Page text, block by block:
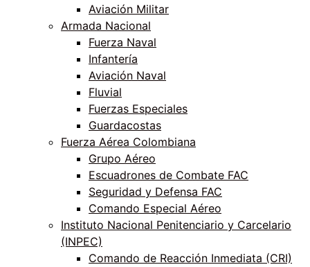
Aviación Militar
Armada Nacional
Fuerza Naval
Infantería
Aviación Naval
Fluvial
Fuerzas Especiales
Guardacostas
Fuerza Aérea Colombiana
Grupo Aéreo
Escuadrones de Combate FAC
Seguridad y Defensa FAC
Comando Especial Aéreo
Instituto Nacional Penitenciario y Carcelario
(INPEC)
Comando de Reacción Inmediata (CRI)